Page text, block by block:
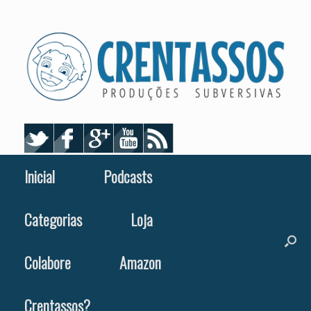
Inicial
Podcasts
Categorias
Loja
Colabore
Amazon
Crentassos?